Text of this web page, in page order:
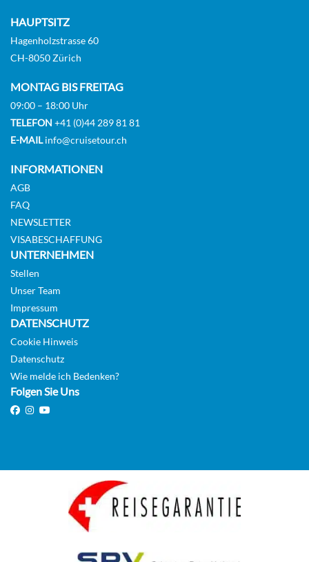
HAUPTSITZ
Hagenholzstrasse 60
CH-8050 Zürich
MONTAG BIS FREITAG
09:00 – 18:00 Uhr
TELEFON +41 (0)44 289 81 81
E-MAILinfo@cruisetour.ch
INFORMATIONEN
AGB
FAQ
NEWSLETTER
VISABESCHAFFUNG
UNTERNEHMEN
Stellen
Unser Team
Impressum
DATENSCHUTZ
Cookie Hinweis
Datenschutz
Wie melde ich Bedenken?
Folgen Sie Uns